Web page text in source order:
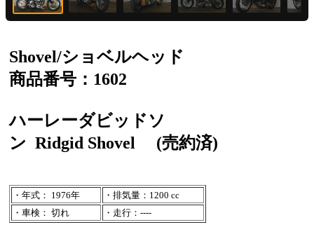
Shovel/ショベルヘッド
商品番号：1602
ハーレーダビッドソ
ン Ridgid Shovel (売約済)
・年式： 1976年
・排気量：1200 cc
・車検： 切れ
・走行：----